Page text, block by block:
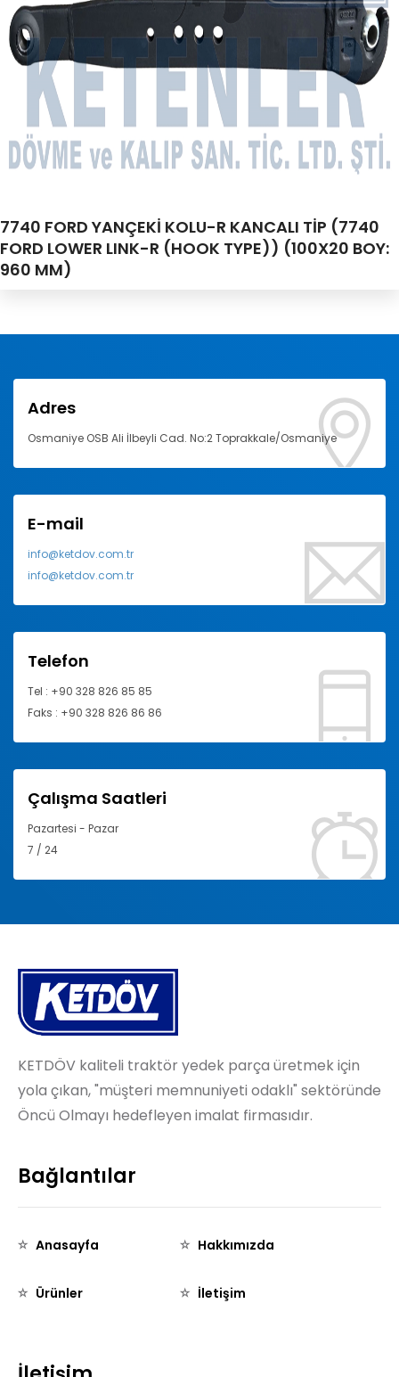
7740 FORD YANÇEKİ KOLU-R KANCALI TİP (7740
FORD LOWER LINK-R (HOOK TYPE)) (100X20 BOY:
960 MM)
Adres
Osmaniye OSB Ali İlbeyli Cad. No:2 Toprakkale/Osmaniye
E-mail
info@ketdov.com.tr
info@ketdov.com.tr
Telefon
Tel : +90 328 826 85 85
Faks : +90 328 826 86 86
Çalışma Saatleri
Pazartesi - Pazar
7 / 24
KETDÖV kaliteli traktör yedek parça üretmek için
yola çıkan, "müşteri memnuniyeti odaklı" sektöründe
Öncü Olmayı hedefleyen imalat firmasıdır.
Bağlantılar
Anasayfa Hakkımızda
Ürünler İletişim